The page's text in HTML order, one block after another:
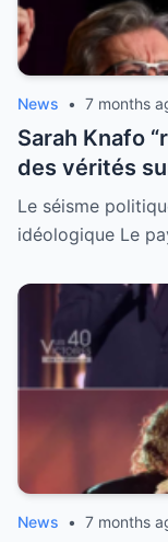
News • 7 months
Sarah Knafo
des vérités
Le séisme
idéologique Le
News • 7 months